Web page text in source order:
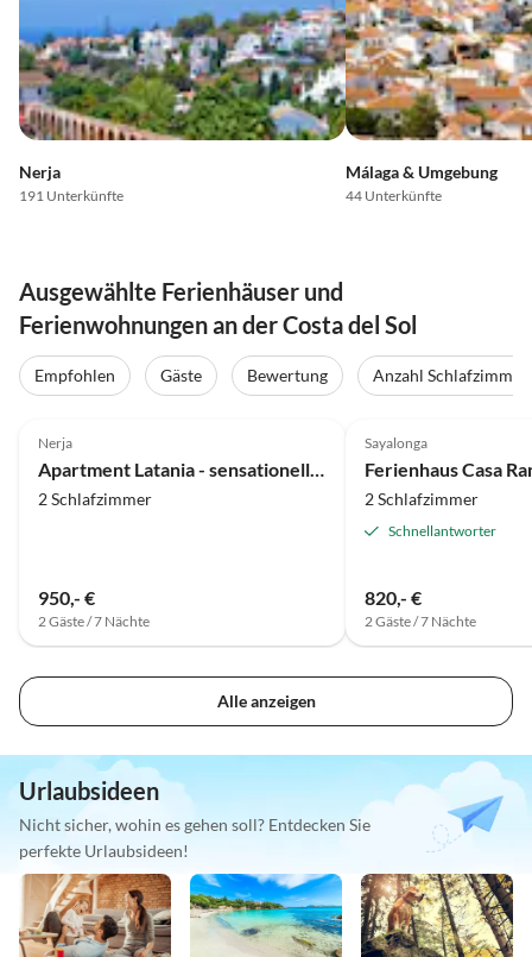
Nerja
191 Unterkünfte
Málaga & Umgebung
44 Unterkünfte
Ausgewählte Ferienhäuser und
Ferienwohnungen an der Costa del Sol
Empfohlen Gäste Bewertung Anzahl Schlafzimmer
Nerja
Apartment Latania - sensationeller 180° Blick
2 Schlafzimmer
950,- €
2 Gäste / 7 Nächte
Sayalonga
Ferienhaus Casa
2 Schlafzimmer
Schnellantworter
820,- €
2 Gäste / 7 Nächte
Alle anzeigen
Urlaubsideen
Nicht sicher, wohin es gehen soll? Entdecken Sie
perfekte Urlaubsideen!